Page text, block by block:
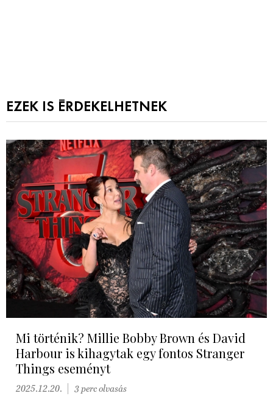
EZEK IS ÉRDEKELHETNEK
Mi történik? Millie Bobby Brown és David
Harbour is kihagytak egy fontos Stranger
Things eseményt
2025.12.20. 3 perc olvasás